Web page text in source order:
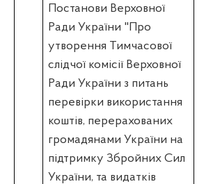
Постанови Верховної
Ради України "Про
утворення Тимчасової
слідчої комісії Верховної
Ради України з питань
перевірки використання
коштів, перерахованих
громадянами України на
підтримку Збройних Сил
України, та видатків